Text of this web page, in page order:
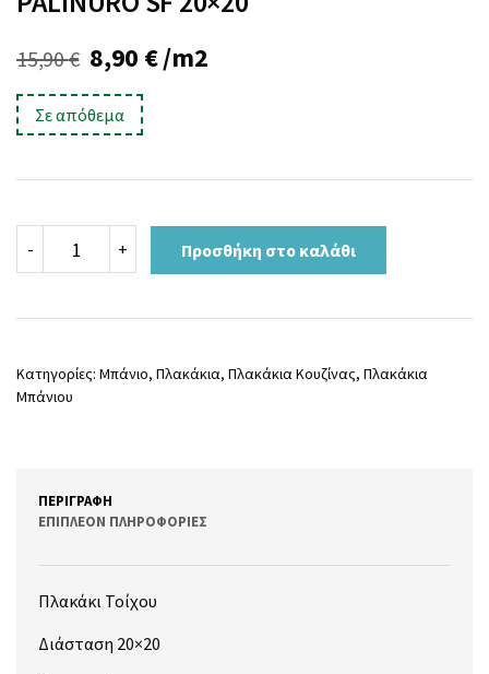
15,90€ Original
price
was:
15,90 €.
8,90 €Η
είναι:
/m2
Σε απόθεμα
-
20x20
+ Προσθήκη στο καλάθι
Κατηγορίες: Μπάνιο, Πλακάκια, Πλακάκια Κουζίνας, Πλακάκια
Μπάνιου
ΠΕΡΙΓΡΑΦΉ
ΕΠΙΠΛΈΟΝ ΠΛΗΡΟΦΟΡΊΕΣ
Πλακάκι Τοίχου
Διάσταση 20×20